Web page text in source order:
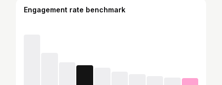
Engagement rate benchmark